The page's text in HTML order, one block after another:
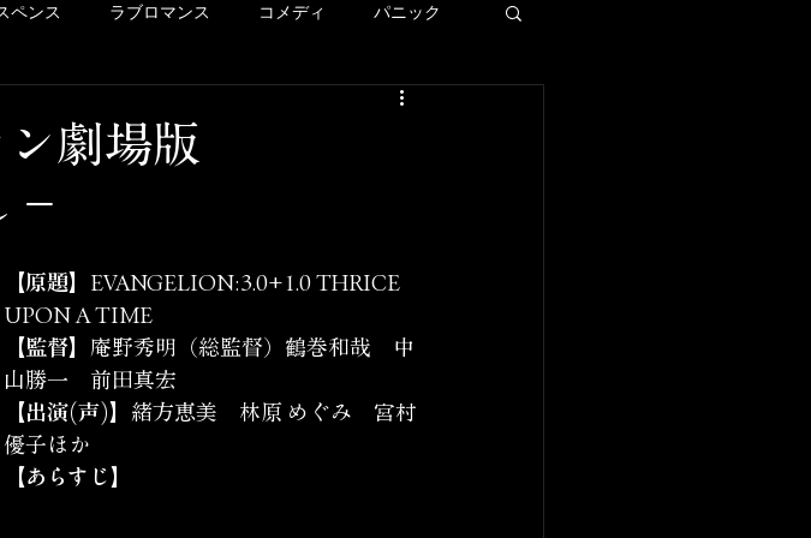
ペンス ラブロマンス コメディ パニック
レンタル
劇場版
−
【原題】 EVANGELION:3.0+1.0 THRICE
UPON A TIME
【監督】 庵野秀明（総監督）鶴巻和哉　中
山勝一　前田真宏
【出演(声)】 緒方恵美　林原 めぐみ　宮村
優子ほか
【あらすじ】